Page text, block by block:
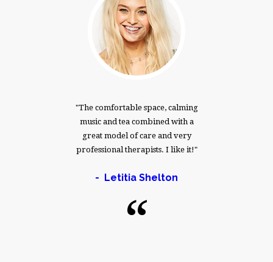
The comfortable space, calming
music and tea combined with a
great model of care and very
professional therapists. I like it!
Letitia Shelton